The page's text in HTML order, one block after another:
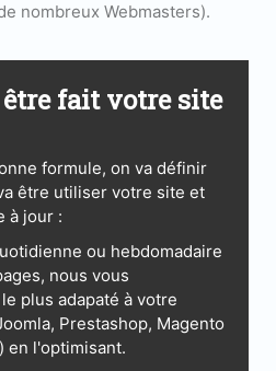
nombreux Webmasters).
fait votre site
formule, on va définir
être utiliser votre site et
à jour :
ou hebdomadaire
nous vous
plus adapaté à votre
Prestashop, Magento
en l'optimisant.